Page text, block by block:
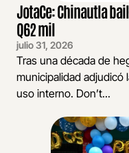
JotaCe: Chinautla
Q62 mil
julio 31, 2026
Tras una década de
municipalidad adjudicó
uso interno. Don’t...